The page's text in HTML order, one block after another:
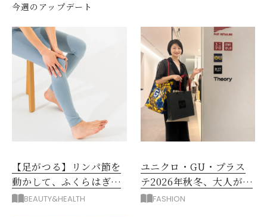
今週のアップデート
【足がつる】リンパ節を
動かして、ふくらはぎの
むくみ、こむら返りを解
BEAUTY&HEALTH
ユニクロ・GU・プラス
テ2026年秋冬、大人が着
たい新作服は？
FASHION